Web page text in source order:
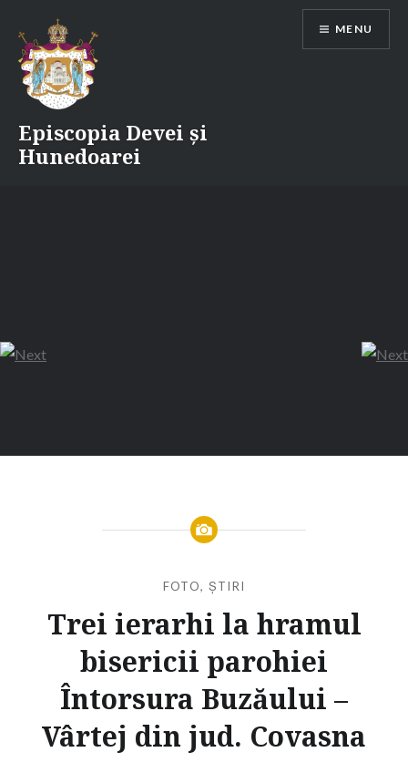
content
Episcopia Devei și
Hunedoarei
MENU
FOTO, ȘTIRI
Trei ierarhi la hramul
bisericii parohiei
Întorsura Buzăului –
Vârtej din jud. Covasna